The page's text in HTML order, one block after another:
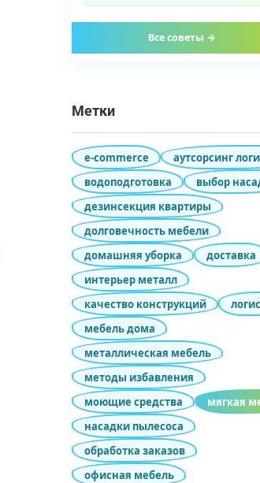
Все советы →
Метки
e-commerce
аутсорсинг
водоподготовка
выбор
дезинсекция квартиры
долговечность мебели
домашняя уборка
доставка
интерьер металл
качество конструкций
мебель дома
металлическая мебель
методы избавления
моющие средства
мягкая
насадки пылесоса
обработка заказов
офисная мебель